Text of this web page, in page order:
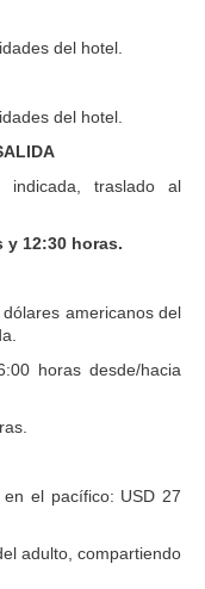
del hotel.
del hotel.
traslado al
y 12:30 horas.
americanos del
horas desde/hacia
el pacífico: USD 27
adulto, compartiendo